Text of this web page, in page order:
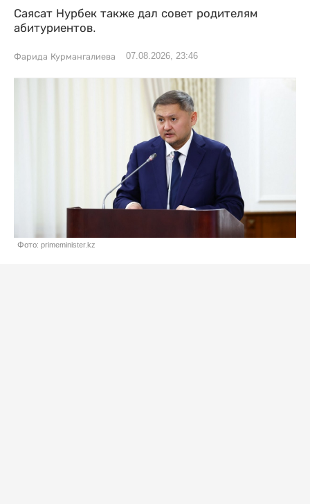
Саясат Нурбек также дал совет родителям
абитуриентов.
Фарида Курмангалиева 07.08.2026, 23:46
Фото: primeminister.kz